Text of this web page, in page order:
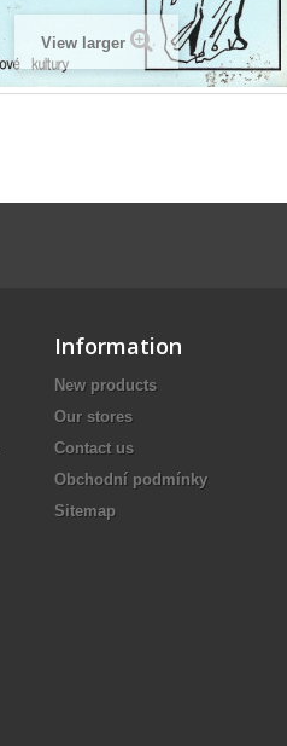
View larger
Information
New products
Our stores
Contact us
Obchodní podmínky
Sitemap